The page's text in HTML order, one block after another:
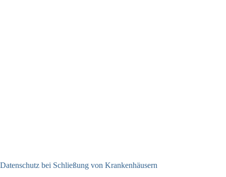
Datenschutz bei Schließung von Krankenhäusern